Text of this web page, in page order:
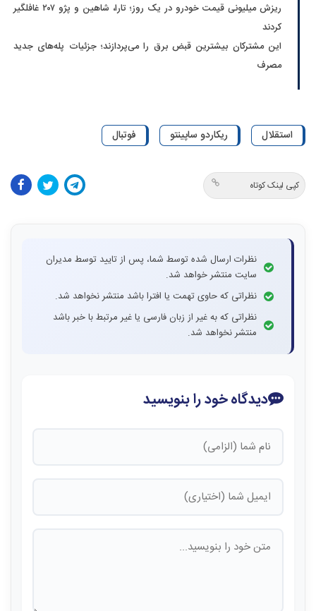
ریزش میلیونی قیمت خودرو در یک روز؛ تارا، شاهین و پژو ۲۰۷ غافلگیر
کردند
این مشترکان بیشترین قبض برق را می‌پردازند؛ جزئیات پله‌های جدید
مصرف
استقلال ریکاردو ساپینتو فوتبال
کپی لینک کوتاه
نظرات ارسال شده توسط شما، پس از تایید توسط مدیران
سایت منتشر خواهد شد.
نظراتی که حاوی تهمت یا افترا باشد منتشر نخواهد شد.
نظراتی که به غیر از زبان فارسی یا غیر مرتبط با خبر باشد
منتشر نخواهد شد.
دیدگاه خود را بنویسید